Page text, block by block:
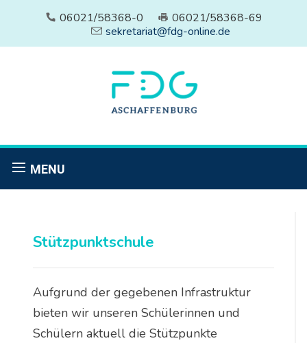
06021/58368-0
06021/58368-69
sekretariat@fdg-online.de
MENU
Stützpunktschule
Aufgrund der gegebenen Infrastruktur
bieten wir unseren Schülerinnen und
Schülern aktuell die Stützpunkte